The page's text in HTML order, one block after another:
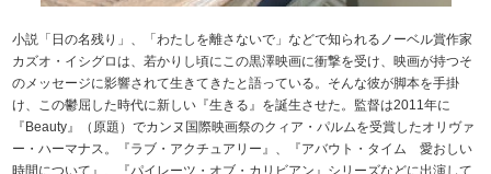
小説「日の名残り」、「わたしを離さないで」などで知られるノーベル賞作家
カズオ・イシグロは、若かりし頃にこの黒澤映画に衝撃を受け、映画が持つそ
のメッセージに影響されて生きてきたと語っている。そんな彼が脚本を手掛
け、この鬱屈した時代に新しい『生きる』を誕生させた。監督は2011年に
『Beauty』（原題）でカンヌ国際映画祭のクィア・パルムを受賞したオリヴァ
ー・ハーマナス。『ラブ・アクチュアリー』、『アバウト・タイム 愛おしい